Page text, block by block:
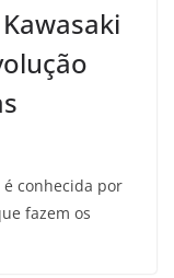
conhecida por
fazem os